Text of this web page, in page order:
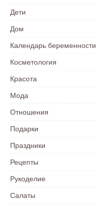
Дети
Дом
Календарь беременности
Косметология
Красота
Мода
Отношения
Подарки
Праздники
Рецепты
Рукоделие
Салаты